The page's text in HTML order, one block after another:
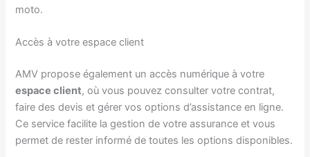
moto.
Accès à votre espace client
AMV propose également un accès numérique à votre
espace client, où vous pouvez consulter votre contrat,
faire des devis et gérer vos options d’assistance en ligne.
Ce service facilite la gestion de votre assurance et vous
permet de rester informé de toutes les options disponibles.